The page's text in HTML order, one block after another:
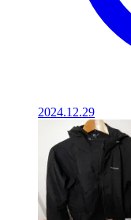
2024.12.29